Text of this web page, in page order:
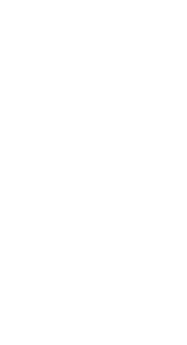
№1 (с 06:30 до